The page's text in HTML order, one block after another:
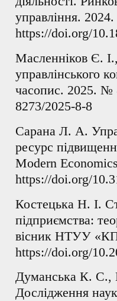
управління.
https://doi.org/
Масленніков Є.
управлінського
часопис. 2025. №
8273/2025-8-8
Сарана Л. А.
ресурс
Modern
https://doi.org/
Костецька Н. І.
підприємства:
вісник НТУУ
https://doi.org/
Думанська К.
Дослідження